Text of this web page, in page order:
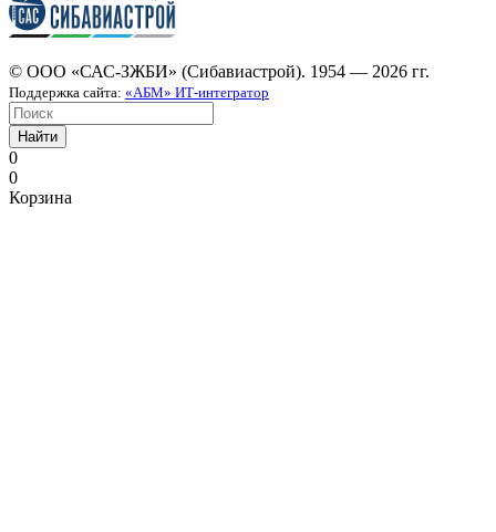
© ООО «САС-ЗЖБИ» (Сибавиастрой). 1954 — 2026 гг.
Поддержка сайта: «АБМ» ИТ-интегратор
Найти
0
0
Корзина